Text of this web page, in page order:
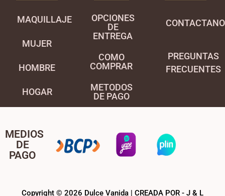
MAQUILLAJE
MUJER
HOMBRE
HOGAR
OPCIONES
DE
ENTREGA
COMO
COMPRAR
METODOS
DE PAGO
PREGUNTAS
FRECUENTES
MEDIOS
DE
PAGO
Copyright © 2026 Dulce Vanida | CREADA POR - J & L